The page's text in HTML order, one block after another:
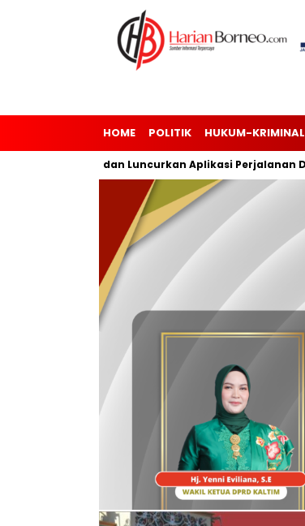
HOME POLITIK HUKUM-KRIMINAL
Risiko dan Luncurkan Aplikasi Perjalanan Dinas